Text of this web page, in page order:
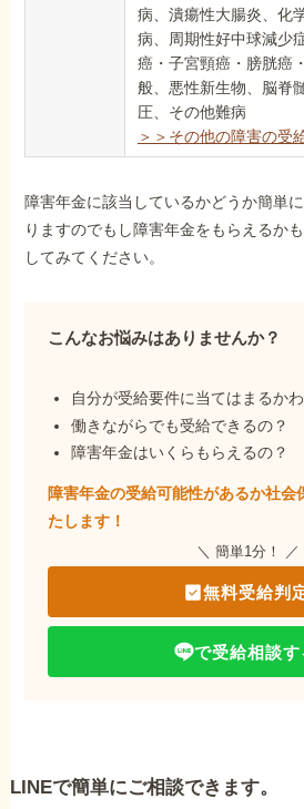
病、潰瘍性大腸炎、化
病、周期性好中球減少
癌・子宮頸癌・膀胱癌
般、悪性新生物、脳脊
圧、その他難病
＞＞その他の障害の受
障害年金に該当しているかどうか簡単
りますのでもし障害年金をもらえるか
してみてください。
こんなお悩みはありませんか？
自分が受給要件に当てはまるか
働きながらでも受給できるの？
障害年金はいくらもらえるの？
障害年金の受給可能性があるか社会
たします！
＼ 簡単1分！ ／
無料受給判
で受給相談す
LINEで簡単にご相談できます。